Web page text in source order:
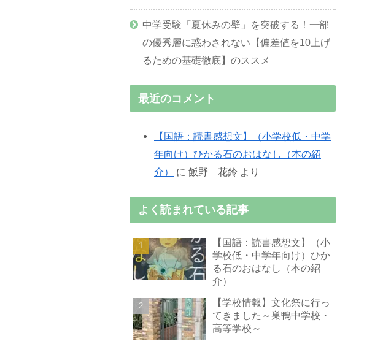
中学受験「夏休みの壁」を突破する！一部
の優秀層に惑わされない【偏差値を10上げ
るための基礎徹底】のススメ
最近のコメント
【国語：読書感想文】（小学校低・中学
年向け）ひかる石のおはなし（本の紹
介）
に 飯野 花鈴 より
よく読まれている記事
【国語：読書感想文】（小
学校低・中学年向け）ひか
る石のおはなし（本の紹
介）
【学校情報】文化祭に行っ
てきました～巣鴨中学校・
高等学校～